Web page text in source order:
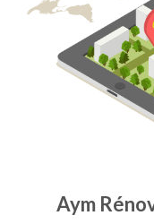
Aym